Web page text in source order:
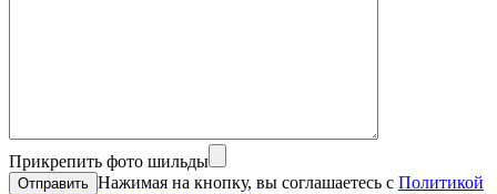
Прикрепить фото шильды
Нажимая на кнопку, вы соглашаетесь с Политикой